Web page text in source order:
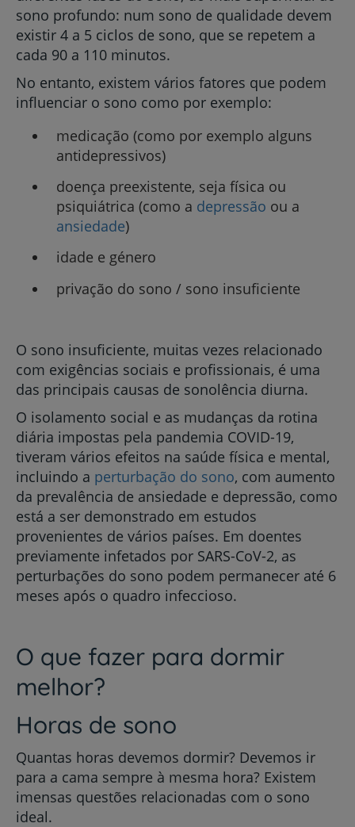
sono profundo: num sono de qualidade devem
existir 4 a 5 ciclos de sono, que se repetem a
cada 90 a 110 minutos.
No entanto, existem vários fatores que podem
influenciar o sono como por exemplo:
medicação (como por exemplo alguns
antidepressivos)
doença preexistente, seja física ou
psiquiátrica (como a depressão ou a
ansiedade)
idade e género
privação do sono / sono insuficiente
O sono insuficiente, muitas vezes relacionado
com exigências sociais e profissionais, é uma
das principais causas de sonolência diurna.
O isolamento social e as mudanças da rotina
diária impostas pela pandemia COVID-19,
tiveram vários efeitos na saúde física e mental,
incluindo a perturbação do sono, com aumento
da prevalência de ansiedade e depressão, como
está a ser demonstrado em estudos
provenientes de vários países. Em doentes
previamente infetados por SARS-CoV-2, as
perturbações do sono podem permanecer até 6
meses após o quadro infeccioso.
O que fazer para dormir
melhor?
Horas de sono
Quantas horas devemos dormir? Devemos ir
para a cama sempre à mesma hora? Existem
imensas questões relacionadas com o sono
ideal.